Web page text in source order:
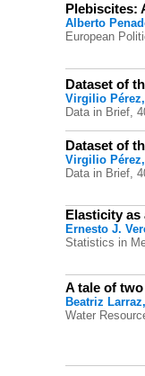
Plebiscites:
Alberto
European
Dataset of
Virgilio
Data in Brief,
Dataset of
Virgilio
Data in Brief,
Elasticity
Ernesto J.
Statistics in
A tale of
Beatriz
Water